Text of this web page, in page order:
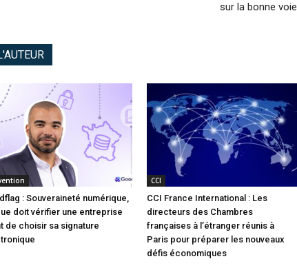
sur la bonne voie
: Souveraineté numérique,
doit vérifier une entreprise
de choisir sa signature
CCI
CCI France International : Les
directeurs des Chambres
françaises à l’étranger réunis à
Paris pour préparer les nouveaux
défis économiques